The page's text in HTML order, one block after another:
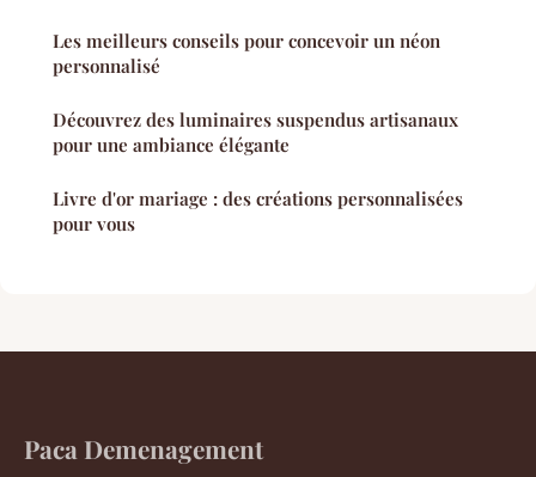
Les meilleurs conseils pour concevoir un néon
personnalisé
Découvrez des luminaires suspendus artisanaux
pour une ambiance élégante
Livre d'or mariage : des créations personnalisées
pour vous
Paca Demenagement